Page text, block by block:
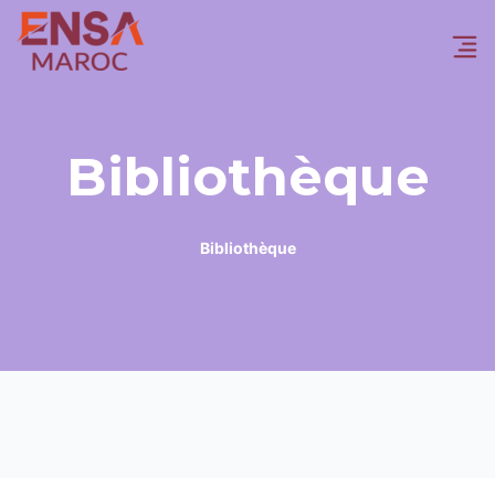
Bibliothèque
Bibliothèque